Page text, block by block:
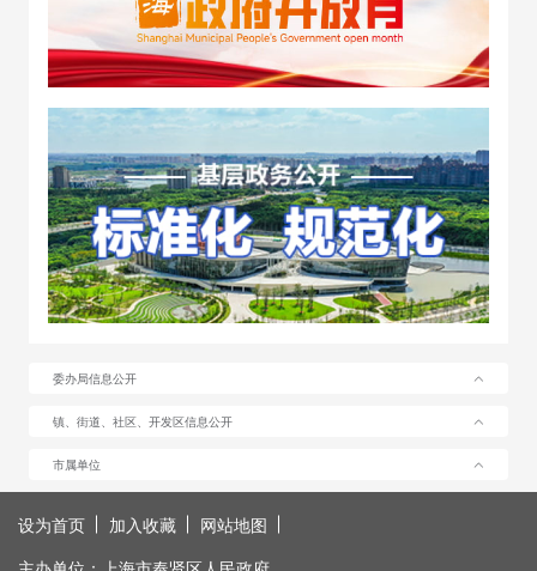
委办局信息公开
镇、街道、社区、开发区信息公开
市属单位
设为首页 加入收藏
网站地图